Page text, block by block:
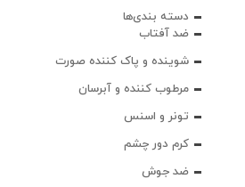
دسته بندی‌ها
ضد آفتاب
شوینده و پاک‌ کننده صورت
مرطوب کننده و آبرسان
تونر و اسنس
کرم دور چشم
ضد جوش